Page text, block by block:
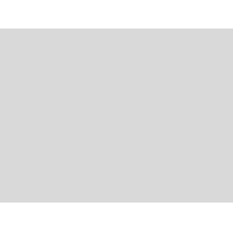
Motörhead, Lamb of God y
más grupos están en la